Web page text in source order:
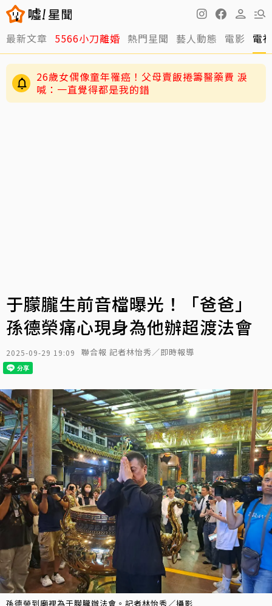
最新文章 5566小刀離婚 熱門星聞 藝人動態 電影 電
26歲女偶像童年罹癌！父母賣飯捲籌醫藥費 淚
喊：一直覺得都是我的錯
于朦朧生前音檔曝光！「爸爸」
孫德榮痛心現身為他辦超渡法會
2025-09-29 19:09 聯合報 記者林怡秀／即時報導
孫德榮到廟裡為于朦朧辦法會。記者林怡秀／攝影